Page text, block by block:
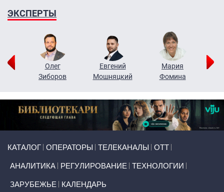
ЭКСПЕРТЫ
Олег
Зиборов
Евгений
Мошняцкий
Мария
Фомина
КАТАЛОГ ОПЕРАТОРЫ ТЕЛЕКАНАЛЫ ОТТ
АНАЛИТИКА РЕГУЛИРОВАНИЕ ТЕХНОЛОГИИ
ЗАРУБЕЖЬЕ КАЛЕНДАРЬ